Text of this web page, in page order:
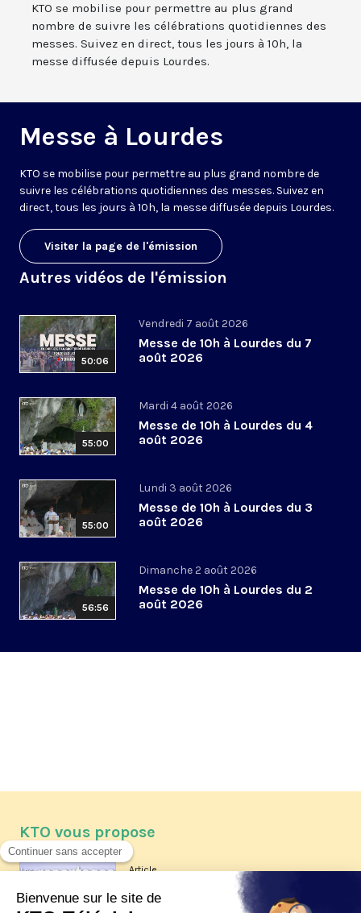
KTO se mobilise pour permettre au plus grand
nombre de suivre les célébrations quotidiennes des
messes. Suivez en direct, tous les jours à 10h, la
messe diffusée depuis Lourdes.
Messe à Lourdes
KTO se mobilise pour permettre au plus grand nombre de
suivre les célébrations quotidiennes des messes. Suivez en
direct, tous les jours à 10h, la messe diffusée depuis Lourdes.
Visiter la page de l'émission
Autres vidéos de l'émission
50:06
Vendredi 7 août 2026
Messe de 10h à Lourdes du 7
août 2026
55:00
Mardi 4 août 2026
Messe de 10h à Lourdes du 4
août 2026
55:00
Lundi 3 août 2026
Messe de 10h à Lourdes du 3
août 2026
56:56
Dimanche 2 août 2026
Messe de 10h à Lourdes du 2
août 2026
KTO vous propose
Article
Les reportages d'été 2026 de KTO